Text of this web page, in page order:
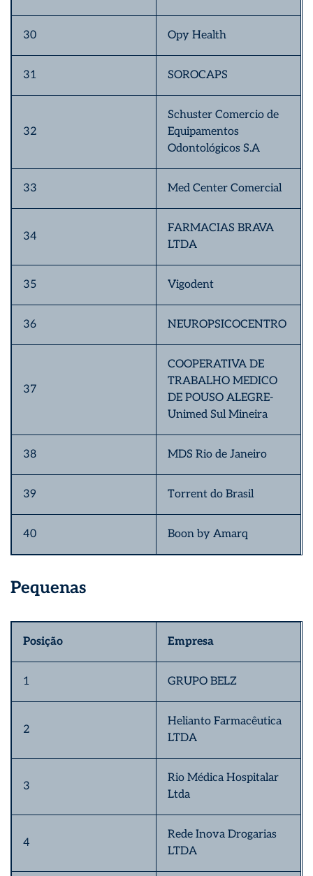
30 Opy Health
31 SOROCAPS
32
Schuster Comercio de
Equipamentos
Odontológicos S.A
33 Med Center Comercial
34
FARMACIAS BRAVA
LTDA
35 Vigodent
36 NEUROPSICOCENTRO
37
COOPERATIVA DE
TRABALHO MEDICO
DE POUSO ALEGRE-
Unimed Sul Mineira
38 MDS Rio de Janeiro
39 Torrent do Brasil
40 Boon by Amarq
Pequenas
Posição Empresa
1 GRUPO BELZ
2
Helianto Farmacêutica
LTDA
3
Rio Médica Hospitalar
Ltda
4
Rede Inova Drogarias
LTDA